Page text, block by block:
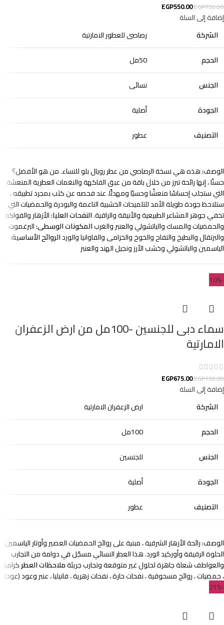
EGP750.00
EGP550.00
إضافة إلى السلة
الشركة
رصاصى للعطور الامارتية
الحجم
50مل
الجنس
نسائى
الجودة
أصلية
التصنيف
عطور
الوصف: هذه هي نسخة الرصاصي من عطر رويال بلو للنساء. من هو الأفضل؟
حسنًا ، إنها رائحة تبرز من خلال باقة من عبق الفاكهة والنغمات العطرية المنعشة
التي ستجلب إحساسًا منعشًا وحسيًا ومهدئًا. عند فحصه عن كثب بمجرد تطبيقه ،
ستلاحظ جودة طويلة الأمد للتلميحات الخشبية الناعمة والبودرة والحمضيات التي
تخفي جوهر المشاعر الطبيعية والأنيقة والراقية.النفحات العليا:الأزهار والفواكه
والحمضيات والمسك والباتشولي والعنبر والغربالمكونات الوسطى:البرغموت
والبرتقال والبطيخ والتفاح والخوخ والخزامى والفاوانيا والوردالروائح الأساسية:
الياسمين والباتشولي وخشب الأرز ونجيل الهند والعنبر
-10%
سماء دبى للجنسين -100مل من ارض الزعفران
الامارتية
EGP750.00
EGP675.00
إضافة إلى السلة
الشركة
ارض الزعفران الامارتية
الحجم
100مل
الجنس
للجنسين
الجودة
أصلية
التصنيف
عطور
الوصف: رائحة الأزهار الشرقية ، مبنية على روائح الحمضيات العصير وأوتار الياسمين
الحلوة الرقيقة وأوركيد الورد. هذا العطر النسائي مسجّل في دوامة من التجارب
والعواطف شعلة جاهزة لحلول غير متوقعة وتجارب جريئةملاحظات العطركراميل
، حمضيات ، روائح مسحوقية ، نفحات حارة ، نفحات زهرية ، فانيليا ، عنبر وعود (عود)
-21%